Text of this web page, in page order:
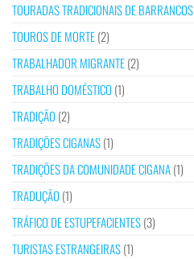
TOURADAS TRADICIONAIS DE BARRANCOS
TOUROS DE MORTE(2)
TRABALHADOR MIGRANTE(2)
TRABALHO DOMÉSTICO (1)
TRADIÇÃO (2)
TRADIÇÕES CIGANAS(1)
TRADIÇÕES DA COMUNIDADE CIGANA(1)
TRADUÇÃO (1)
TRÁFICO DE ESTUPEFACIENTES(3)
TURISTAS ESTRANGEIRAS(1)